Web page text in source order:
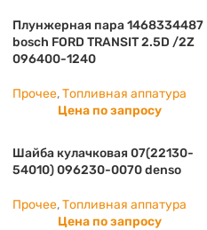
Плунжерная пара 1468334487
bosch FORD TRANSIT 2.5D /2Z
096400-1240
Прочее,Топливная аппатура
Цена по запросу
Шайба кулачковая 07(22130-
54010) 096230-0070 denso
Прочее,Топливная аппатура
Цена по запросу